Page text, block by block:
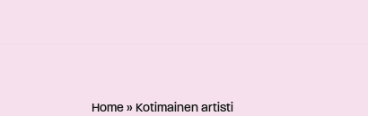
Home » Kotimainen artisti